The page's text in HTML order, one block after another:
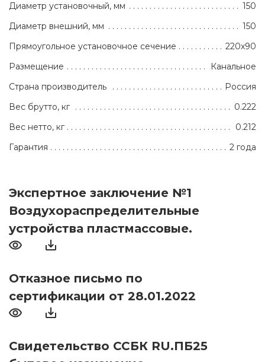
Диаметр установочный, мм
150
Диаметр внешний, мм
150
Прямоугольное установочное сечение
220х90
Размещение
Канальное
Страна производитель
Россия
Вес брутто, кг
0.222
Вес нетто, кг
0.212
Гарантия
2 года
Экспертное заключение №1
Воздухораспределительные
устройства пластмассовые.
Отказное письмо по
сертификации от 28.01.2022
Свидетельство ССБК RU.ПБ25